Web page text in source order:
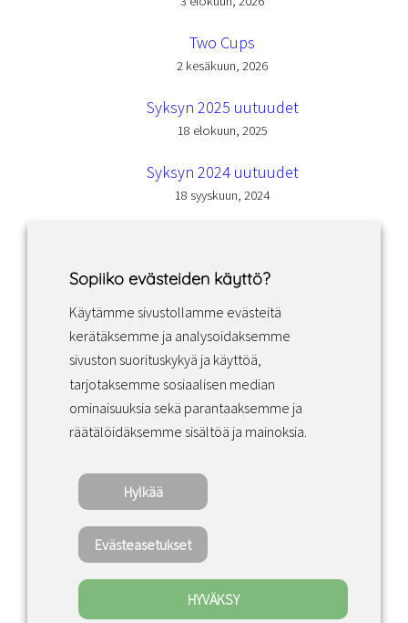
Two Cups
2 kesäkuun, 2026
Syksyn 2025 uutuudet
18 elokuun, 2025
Syksyn 2024 uutuudet
18 syyskuun, 2024
Facebook Instagram LinkedIn
Sopimusehdot
Copyright ©2022 · Valaisin Grönlund – All
Rights Reserved
Sopiiko evästeiden käyttö?
Käytämme sivustollamme evästeitä
kerätäksemme ja analysoidaksemme
sivuston suorituskykyä ja käyttöä,
tarjotaksemme sosiaalisen median
ominaisuuksia sekä parantaaksemme ja
räätälöidäksemme sisältöä ja mainoksia.
Hylkää
Evästeasetukset
HYVÄKSY